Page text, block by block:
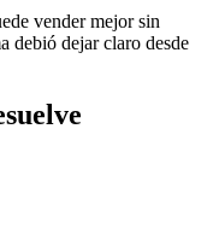
vender mejor sin
debió dejar claro desde